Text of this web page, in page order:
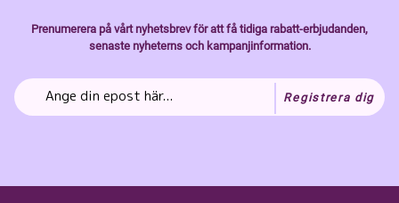
Prenumerera på vårt nyhetsbrev för att få tidiga rabatt-erbjudanden,
senaste nyheterns och kampanjinformation.
Registrera dig